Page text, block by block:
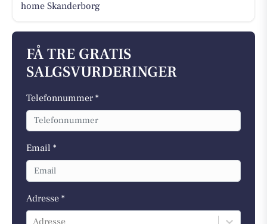
home Skanderborg
FÅ TRE GRATIS
SALGSVURDERINGER
Telefonnummer *
Email *
Adresse *
Adresse